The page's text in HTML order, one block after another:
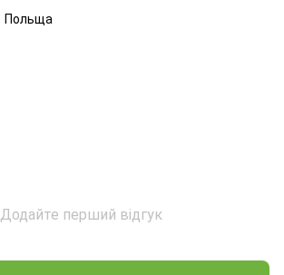
Польща
Додайте перший відгук